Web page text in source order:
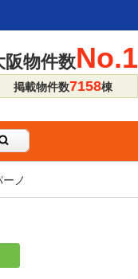
阪物件数No.1
掲載物件数7158棟
ノ